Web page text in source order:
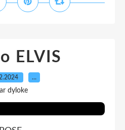
ELVIS
…
dyloke